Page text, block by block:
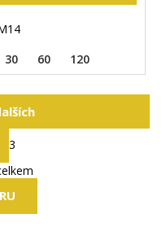
30
60 120
3